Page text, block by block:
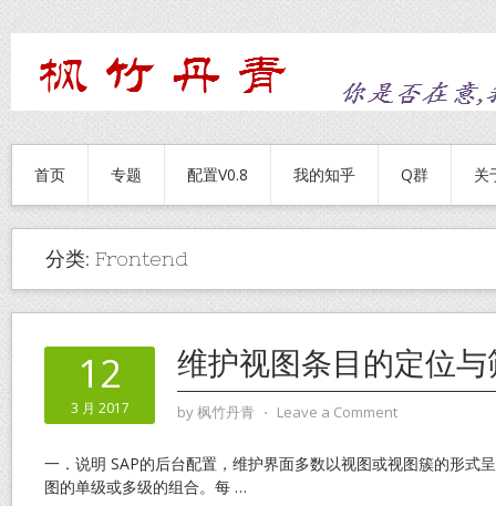
首页 专题 配置V0.8 我的知乎 Q群 关
分类: Frontend
12
3 月 2017
维护视图条目的定位与
by枫竹丹青 ⋅ Leave a Comment
一．说明 SAP的后台配置，维护界面多数以视图或视图簇的形式
图的单级或多级的组合。每 …